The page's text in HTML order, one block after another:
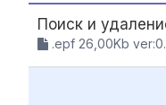
Поиск и
.epf 26,00Kb